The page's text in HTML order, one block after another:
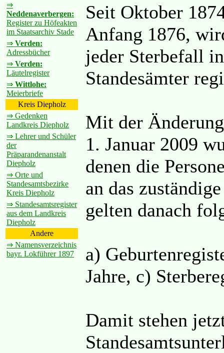
⇒
Neddenaverbergen:
Register zu Höfeakten
im Staatsarchiv Stade
⇒ Verden:
Adressbücher
⇒ Verden:
Läutelregister
⇒ Wittlohe:
Meierbriefe
Kreis Diepholz
⇒ Gedenken
Landkreis Diepholz
⇒ Lehrer und Schüler
der
Präparandenanstalt
Diepholz
⇒ Orte und
Standesamtsbezirke
Kreis Diepholz
⇒ Standesamtsregister
aus dem Landkreis
Diepholz
Andere
⇒ Namensverzeichnis
bayr. Lokführer 1897
Seit Oktober
Anfang 1876,
jeder Sterbefall
Standesämter
Mit der Änderung
1. Januar 2009
denen die
an das
gelten danach
a)
Jahre, c)
Damit stehen